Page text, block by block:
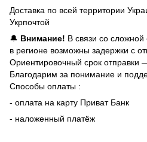
Доставка по всей территории
Укрпочтой
🔔 Внимание! В связи со
в регионе возможны задержки с
Ориентировочный срок отправки
Благодарим за понимание и
Способы оплаты :
- оплата на карту Приват Банк
- наложенный платёж